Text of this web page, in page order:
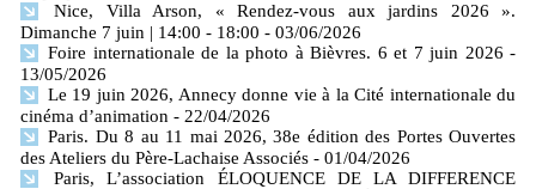
Nice, Villa Arson, « Rendez-vous aux jardins 2026 ».
Dimanche 7 juin | 14:00 - 18:00 - 03/06/2026
Foire internationale de la photo à Bièvres. 6 et 7 juin 2026 -
13/05/2026
Le 19 juin 2026, Annecy donne vie à la Cité internationale du
cinéma d’animation - 22/04/2026
Paris. Du 8 au 11 mai 2026, 38e édition des Portes Ouvertes
des Ateliers du Père-Lachaise Associés - 01/04/2026
Paris, L’association ÉLOQUENCE DE LA DIFFERENCE